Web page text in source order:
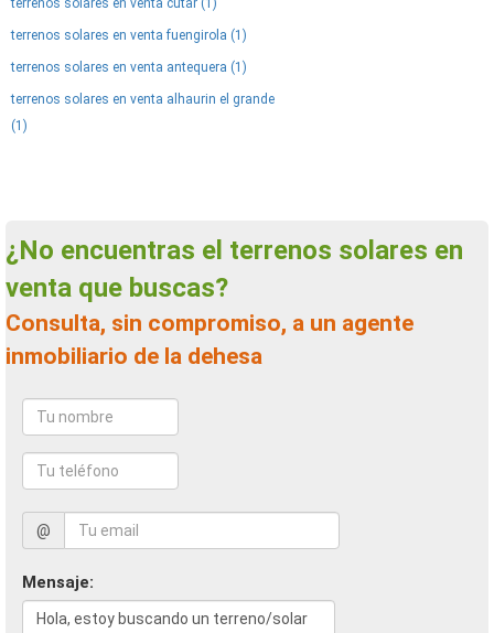
terrenos solares en venta cutar (1)
terrenos solares en venta fuengirola (1)
terrenos solares en venta antequera (1)
terrenos solares en venta alhaurin el grande
(1)
¿No encuentras el terrenos solares en
venta que buscas?
Consulta, sin compromiso, a un agente
inmobiliario de la dehesa
@
Mensaje: